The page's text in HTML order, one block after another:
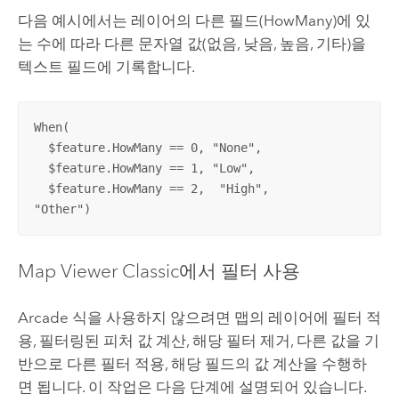
다음 예시에서는 레이어의 다른 필드(HowMany)에 있
는 수에 따라 다른 문자열 값(없음, 낮음, 높음, 기타)을
텍스트 필드에 기록합니다.
When(
  $feature.HowMany == 0, "None",
  $feature.HowMany == 1, "Low",
  $feature.HowMany == 2,  "High",
"Other")
Map Viewer Classic에서 필터 사용
Arcade 식을 사용하지 않으려면 맵의 레이어에 필터 적
용, 필터링된 피처 값 계산, 해당 필터 제거, 다른 값을 기
반으로 다른 필터 적용, 해당 필드의 값 계산을 수행하
면 됩니다. 이 작업은 다음 단계에 설명되어 있습니다.